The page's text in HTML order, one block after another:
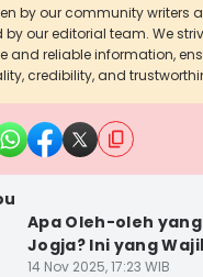
by our community writers
by our editorial team. We
and reliable information,
credibility, and
Apa Oleh-oleh yang
Jogja? Ini yang
14 Nov 2025, 17:23 WIB